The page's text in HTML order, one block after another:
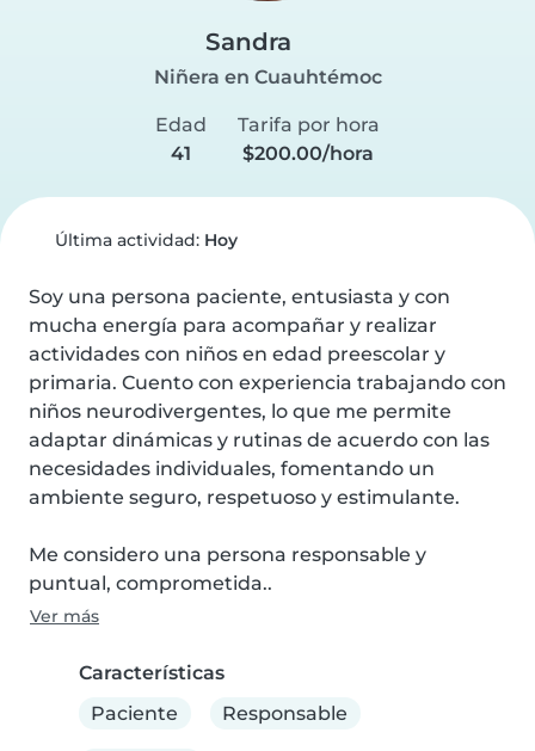
Sandra
Niñera en Cuauhtémoc
Edad
41
Tarifa por hora
$200.00/hora
Última actividad: Hoy
Soy una persona paciente, entusiasta y con
mucha energía para acompañar y realizar
actividades con niños en edad preescolar y
primaria. Cuento con experiencia trabajando con
niños neurodivergentes, lo que me permite
adaptar dinámicas y rutinas de acuerdo con las
necesidades individuales, fomentando un
ambiente seguro, respetuoso y estimulante.
Me considero una persona responsable y
puntual, comprometida..
Ver más
Características
Paciente
Responsable